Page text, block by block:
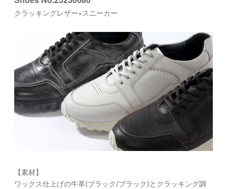
クラッキングレザー×スニーカー
【素材】
ワックス仕上げの牛革(ブラック/ブラック)とクラッキング調